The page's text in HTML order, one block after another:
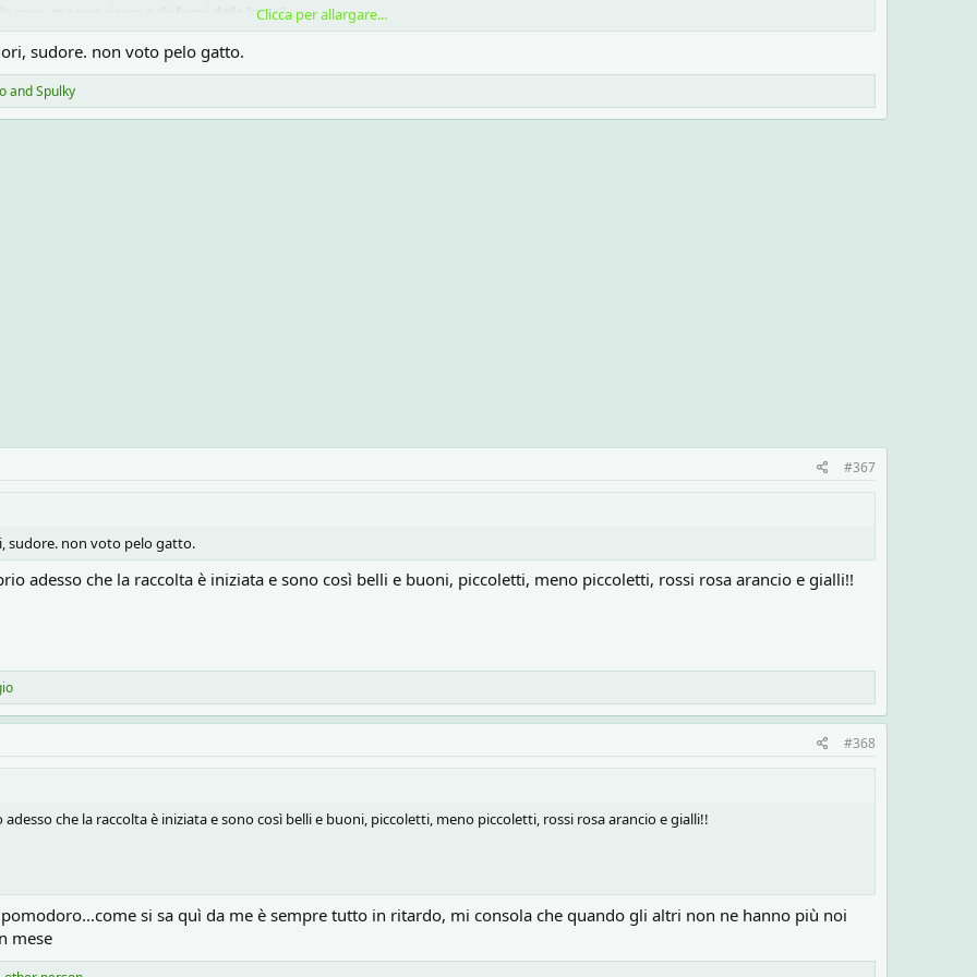
cose, ma non riesco a disfarmi delle "cose"
pranzo
Clicca per allargare...
sudore. non voto pelo gatto.
andSpulky
#367
sudore. non voto pelo gatto.
adesso che la raccolta è iniziata e sono così belli e buoni, piccoletti, meno piccoletti, rossi rosa arancio e gialli!!
#368
che la raccolta è iniziata e sono così belli e buoni, piccoletti, meno piccoletti, rossi rosa arancio e gialli!!
si sa quì da me è sempre tutto in ritardo, mi consola che quando gli altri non ne hanno più noi
mese